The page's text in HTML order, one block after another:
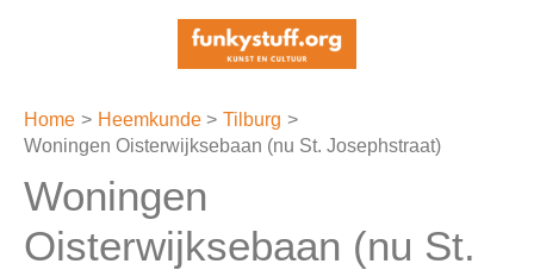
Home
Heemkunde
Tilburg
Woningen Oisterwijksebaan (nu St. Josephstraat)
Woningen
Oisterwijksebaan (nu St.